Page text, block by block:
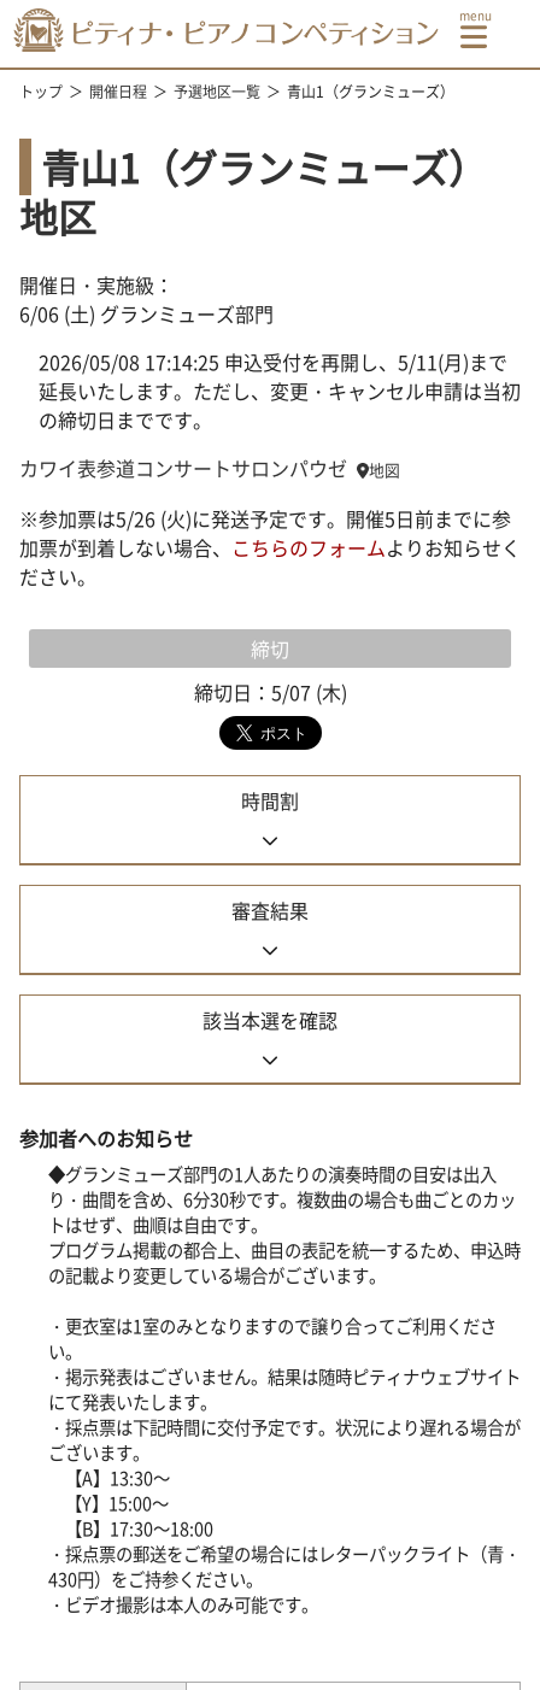
トップ 開催日程 予選地区一覧 青山1（グランミューズ）
青山1（グランミューズ）
地区
開催日・実施級：
6/06 (土) グランミューズ部門
2026/05/08 17:14:25 申込受付を再開し、5/11(月)まで
延長いたします。ただし、変更・キャンセル申請は当初
の締切日までです。
カワイ表参道コンサートサロンパウゼ
地図
※参加票は5/26 (火)に発送予定です。開催5日前までに参
加票が到着しない場合、 こちらのフォームよりお知らせく
ださい。
締切
締切日：5/07 (木)
時間割
審査結果
該当本選を確認
参加者へのお知らせ
◆グランミューズ部門の1人あたりの演奏時間の目安は出入
り・曲間を含め、6分30秒です。複数曲の場合も曲ごとのカッ
トはせず、曲順は自由です。
プログラム掲載の都合上、曲目の表記を統一するため、申込時
の記載より変更している場合がございます。
・更衣室は1室のみとなりますので譲り合ってご利用くださ
い。
・掲示発表はございません。結果は随時ピティナウェブサイト
にて発表いたします。
・採点票は下記時間に交付予定です。状況により遅れる場合が
ございます。
【A】13:30～
【Y】15:00～
【B】17:30～18:00
・採点票の郵送をご希望の場合にはレターパックライト（青・
430円）をご持参ください。
・ビデオ撮影は本人のみ可能です。